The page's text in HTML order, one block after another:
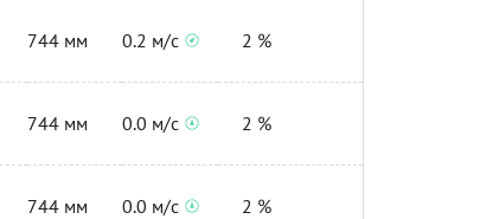
744 мм 0.2 м/с 2 %
744 мм 0.0 м/с 2 %
744 мм 0.0 м/с 2 %